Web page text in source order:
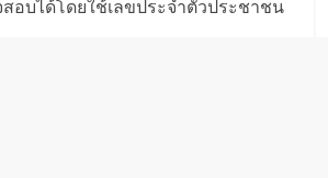
อบได้โดยใช้เลขประจำตัวประชาชน